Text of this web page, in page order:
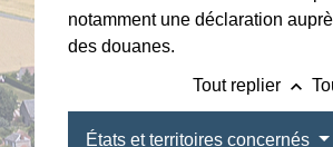
notamment une déclaration
des douanes.
Tout replier keyboard_arrow_up
États et territoires concernés